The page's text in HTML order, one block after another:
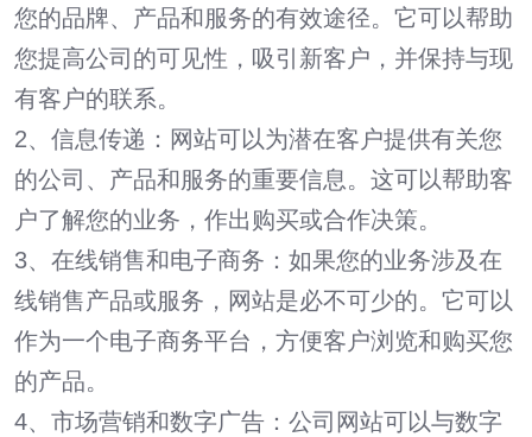
您的品牌、产品和服务的有效途径。它可以帮助
您提高公司的可见性，吸引新客户，并保持与现
有客户的联系。
2、信息传递：网站可以为潜在客户提供有关您
的公司、产品和服务的重要信息。这可以帮助客
户了解您的业务，作出购买或合作决策。
3、在线销售和电子商务：如果您的业务涉及在
线销售产品或服务，网站是必不可少的。它可以
作为一个电子商务平台，方便客户浏览和购买您
的产品。
4、市场营销和数字广告：公司网站可以与数字